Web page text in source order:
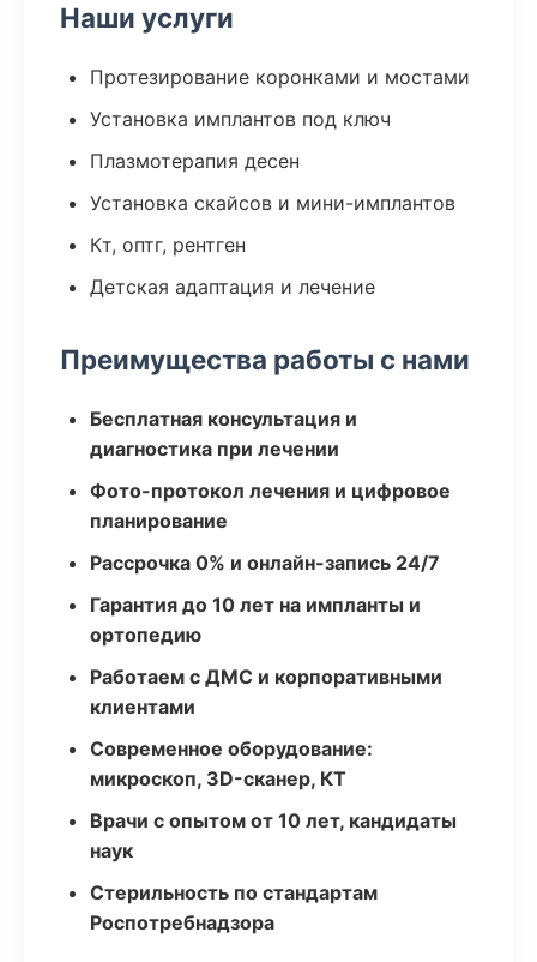
Наши услуги
Протезирование коронками и мостами
Установка имплантов под ключ
Плазмотерапия десен
Установка скайсов и мини-имплантов
Кт, оптг, рентген
Детская адаптация и лечение
Преимущества работы с нами
Бесплатная консультация и
диагностика при лечении
Фото-протокол лечения и цифровое
планирование
Рассрочка 0% и онлайн-запись 24/7
Гарантия до 10 лет на импланты и
ортопедию
Работаем с ДМС и корпоративными
клиентами
Современное оборудование:
микроскоп, 3D-сканер, КТ
Врачи с опытом от 10 лет, кандидаты
наук
Стерильность по стандартам
Роспотребнадзора